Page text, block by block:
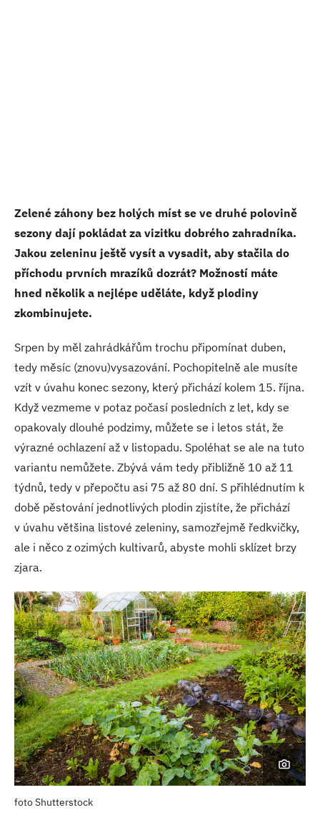
Zelené záhony bez holých míst se ve druhé polovině
sezony dají pokládat za vizitku dobrého zahradníka.
Jakou zeleninu ještě vysít a vysadit, aby stačila do
příchodu prvních mrazíků dozrát? Možností máte
hned několik a nejlépe uděláte, když plodiny
zkombinujete.
Srpen by měl zahrádkářům trochu připomínat duben,
tedy měsíc (znovu)vysazování. Pochopitelně ale musíte
vzít v úvahu konec sezony, který přichází kolem 15. října.
Když vezmeme v potaz počasí posledních z let, kdy se
opakovaly dlouhé podzimy, můžete se i letos stát, že
výrazné ochlazení až v listopadu. Spoléhat se ale na tuto
variantu nemůžete. Zbývá vám tedy přibližně 10 až 11
týdnů, tedy v přepočtu asi 75 až 80 dní. S přihlédnutím k
době pěstování jednotlivých plodin zjistíte, že přichází
v úvahu většina listové zeleniny, samozřejmě ředkvičky,
ale i něco z ozimých kultivarů, abyste mohli sklízet brzy
zjara.
foto Shutterstock